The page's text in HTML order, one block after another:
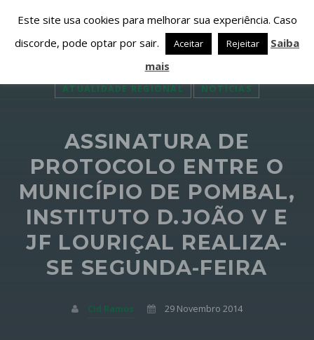
PESQUISAR NESTE WEBSITE:
PARTILHAR ESTA PÁGINA EM:
Twitter
Facebook
Google+
ATUALIDADE REGIONAL NOTÍCIAS
ASSINATURA DE
PROTOCOLO ENTRE O
MUNICÍPIO DE POMBAL,
INSTITUTO D.JOÃO V E
JF LOURIÇAL REALIZA-
SE SEGUNDA-FEIRA
Cid Ramos 29 Novembro 2014
Este site usa cookies para melhorar sua experiência. Caso
discorde, pode optar por sair.
Aceitar Rejeitar
Saiba
mais